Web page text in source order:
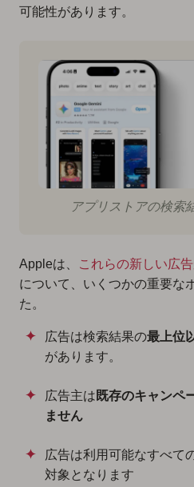
可能性があります。
アプリストアの検索
Appleは、
これらの新しい広
について、いくつかの重要な
た。
広告は検索結果の最上位
があります。
広告主は 既存のキャンペ
ません
広告は利用可能なすべて
対象となります